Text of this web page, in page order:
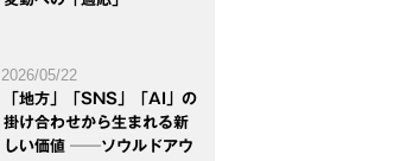
2026/05/22
「地方」「SNS」「AI」の
掛け合わせから生まれる新
しい価値 ──ソウルドアウ